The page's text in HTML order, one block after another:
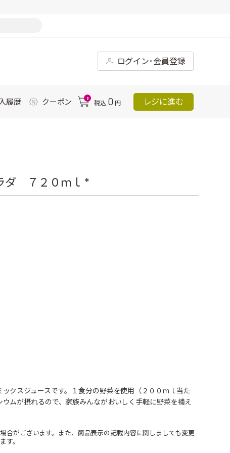
ログイン･会員登録
履歴 クーポン 0
税込 0 円 レジに進む
ダ ７２０ｍｌ *
クスジュースです。１食分の野菜を使用（２００ｍｌ当た
ムが摂れるので、家族みんながおいしく手軽に野菜を補え
がございます。また、商品表示の記載内容に関しましても変更
す。